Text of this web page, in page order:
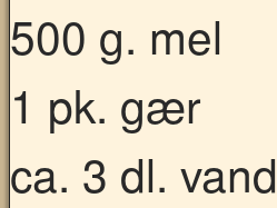
500 g. mel
1 pk. gær
ca. 3 dl. vand